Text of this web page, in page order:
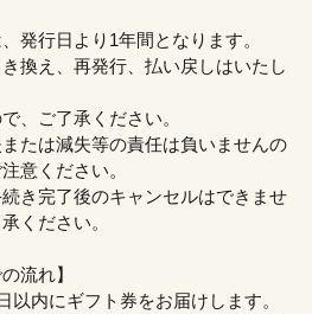
発行日より1年間となります。
換え、再発行、払い戻しはいたし
、ご了承ください。
または減失等の責任は負いませんの
意ください。
続き完了後のキャンセルはできませ
ください。
流れ】
以内にギフト券をお届けします。